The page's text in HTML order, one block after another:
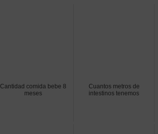
Cantidad comida bebe 8
meses
Cuantos metros de
intestinos tenemos